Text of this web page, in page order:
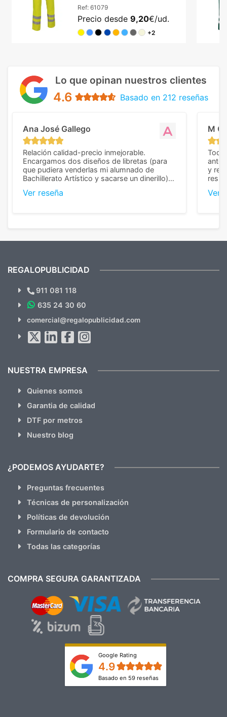
Ref: 61079
Precio desde 9,20€/ud.
+2
Lo que opinan nuestros clientes
4.6 Basado en 212 reseñas
Ana José Gallego
Relación calidad-precio inmejorable.
Encargamos dos diseños de libretas (para
que pudiera venderlas mi alumnado de
Bachillerato Artístico y sacarse un dinerillo) y
diferencia, con libretas de muy buena calidad
Ver reseña
M C
Todo
y
Ver
¿Quieres ver nuestras últimas
Novedades y Ofertas?
hacemos Spam)
REGALOPUBLICIDAD
911 081 118
635 24 30 60
comercial@regalopublicidad.com
NUESTRA EMPRESA
Quienes somos
Garantia de calidad
DTF por metros
Nuestro blog
¿PODEMOS AYUDARTE?
Preguntas frecuentes
Técnicas de personalización
Políticas de devolución
Formulario de contacto
Todas las categorías
COMPRA SEGURA GARANTIZADA
Google Rating
4.9
Basado en 59 reseñas